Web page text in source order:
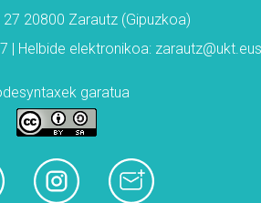
20800 Zarautz (Gipuzkoa)
| Helbide elektronikoa: zarautz@ukt.eus
garatua